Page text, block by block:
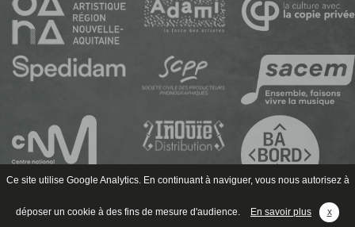
Ce site utilise Google Analytics. En continuant à naviguer, vous nous autorisez à
déposer un cookie à des fins de mesure d'audience. En savoir plus x